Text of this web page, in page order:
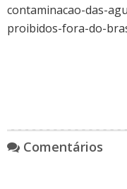
contaminacao-das-
proibidos-fora-do-
Comentários